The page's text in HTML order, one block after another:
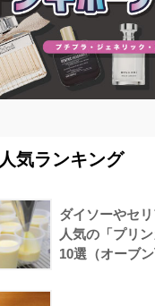
人気ランキング
ダイソーやセ
人気の「プリ
10選（オーブ